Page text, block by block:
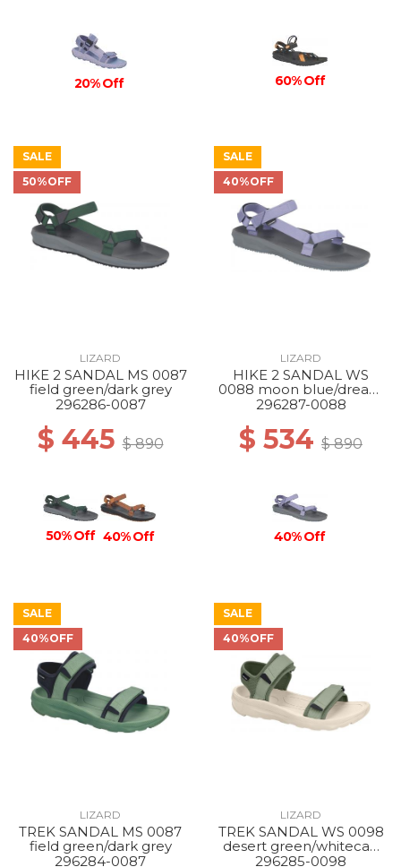
20% Off 60% Off
SALE
50%OFF
LIZARD
HIKE 2 SANDAL MS 0087
field green/dark grey
296286-0087
$ 445$ 890
50% Off 40% Off
SALE
40%OFF
LIZARD
HIKE 2 SANDAL WS
0088 moon blue/dream
blue
296287-0088
$ 534 $ 890
40% Off
SALE
40%OFF
LIZARD
TREK SANDAL MS 0087
field green/dark grey
296284-0087
SALE
40%OFF
LIZARD
TREK SANDAL WS 0098
desert green/whitecap
grey
296285-0098